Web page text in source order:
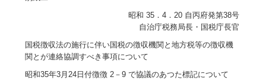
昭和 35．4．20 自丙府発第38号
自治庁税務局長・国税庁長官
国税徴収法の施行に伴い国税の徴収機関と地方税等の徴収機
関とが連絡協調すべき事項について
昭和35年3月24日付徴徴 2－9 で協議のあつた標記について